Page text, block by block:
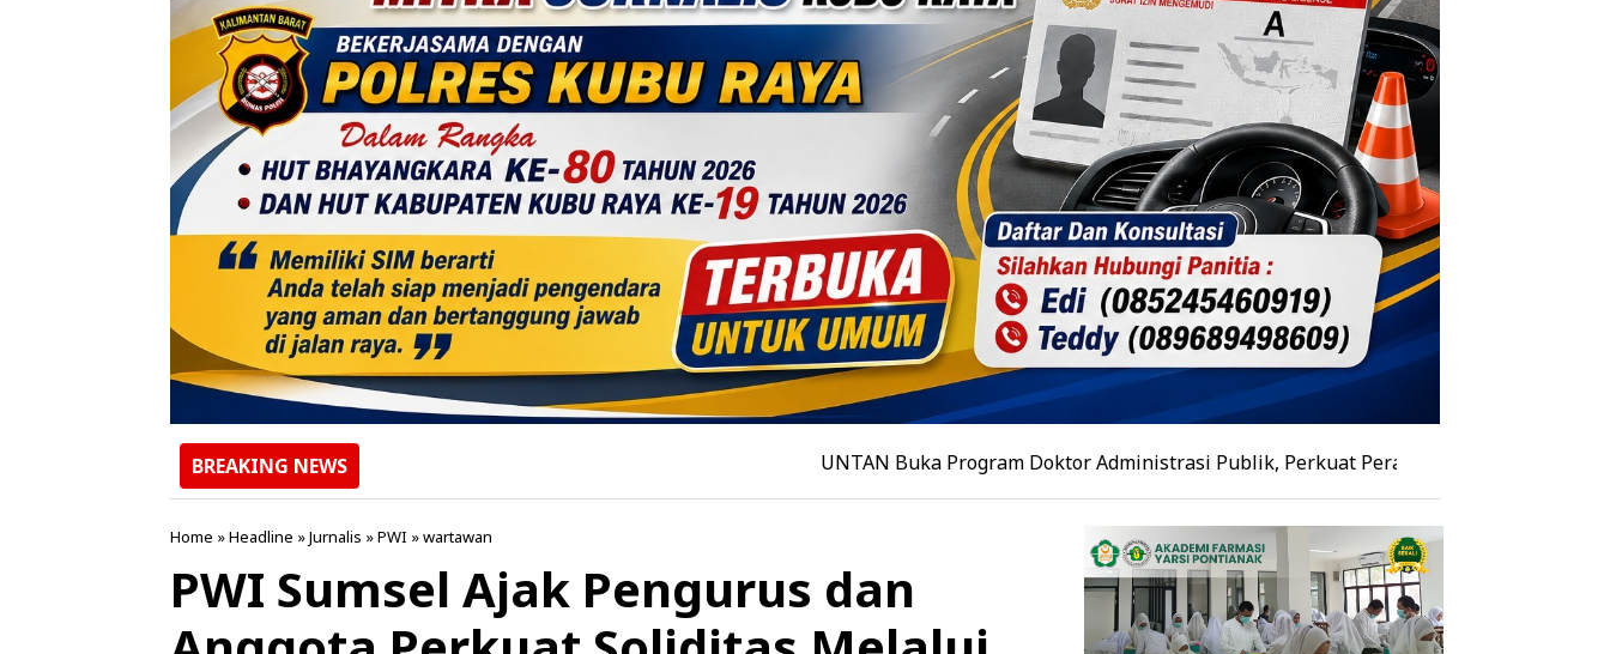
BREAKING NEWS UNTAN Buka Program Doktor Administrasi Publik, Perkuat Peran sebagai Pusat Keunggulan
Home »Headline »Jurnalis »PWI »wartawan
PWI Sumsel Ajak Pengurus dan